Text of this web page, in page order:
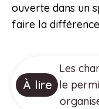
ouverte dans un
faire la
À lire
Les
le